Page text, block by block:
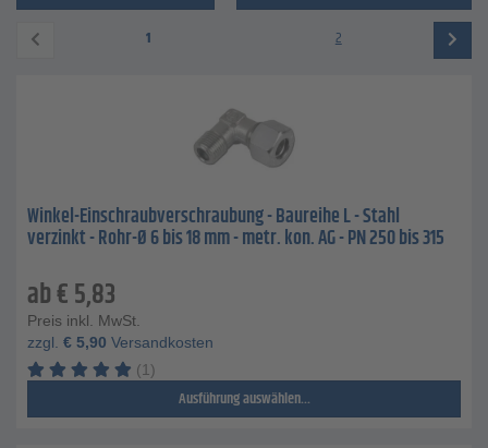
1 2
Winkel-Einschraubverschraubung - Baureihe L - Stahl
verzinkt - Rohr-Ø 6 bis 18 mm - metr. kon. AG - PN 250 bis 315
ab€5,83
Preis inkl. MwSt.
zzgl. € 5,90 Versandkosten
(1)
Ausführung auswählen...